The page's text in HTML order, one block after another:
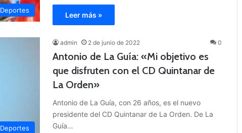
Deportes
Leer más »
Deportes
admin 2 de junio de 2022 0
Antonio de La Guía: «Mi objetivo es
que disfruten con el CD Quintanar de
La Orden»
Antonio de La Guía, con 26 años, es el nuevo
presidente del CD Quintanar de La Orden. De La
Guía…